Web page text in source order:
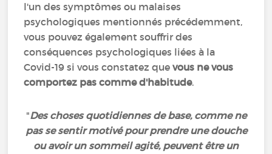
l'un des symptômes ou malaises
psychologiques mentionnés précédemment,
vous pouvez également souffrir des
conséquences psychologiques liées à la
Covid-19 si vous constatez quevous ne vous
comportez pas comme d'habitude.
"Des choses quotidiennes de base, comme ne
pas se sentir motivé pour prendre une douche
ou avoir un sommeil agité, peuvent être un